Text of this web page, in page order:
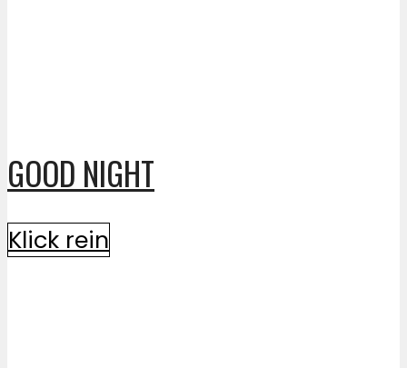
GOOD NIGHT
Klick rein